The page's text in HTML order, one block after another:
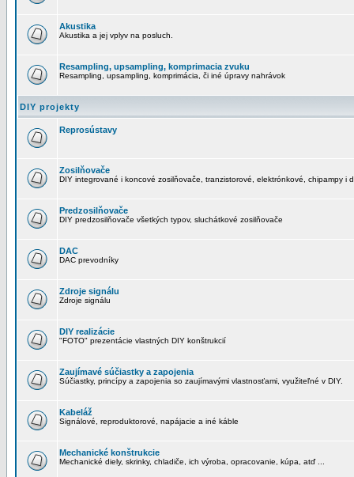
Akustika
Akustika a jej vplyv na posluch.
Resampling, upsampling, komprimacia zvuku
Resampling, upsampling, komprimácia, či iné úpravy nahrávok
DIY projekty
Reprosústavy
Zosilňovače
DIY integrované i koncové zosilňovače, tranzistorové, elektrónkové, chipampy i
Predzosilňovače
DIY predzosilňovače všetkých typov, sluchátkové zosilňovače
DAC
DAC prevodníky
Zdroje signálu
Zdroje signálu
DIY realizácie
"FOTO" prezentácie vlastných DIY konštrukcií
Zaujímavé súčiastky a zapojenia
Súčiastky, princípy a zapojenia so zaujímavými vlastnosťami, využiteľné v DIY.
Kabeláž
Signálové, reproduktorové, napájacie a iné káble
Mechanické konštrukcie
Mechanické diely, skrinky, chladiče, ich výroba, opracovanie, kúpa, atď ...